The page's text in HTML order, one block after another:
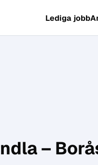
Lediga jobb
–